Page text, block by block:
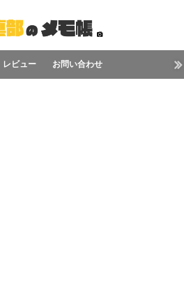
レビュー お問い合わせ